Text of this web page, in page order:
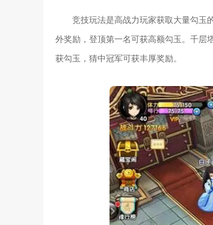
竞技玩法是高战力玩家获取大量勾玉
外奖励，登顶第一名可获高额勾玉。千层
获勾玉，猜中冠军可获丰厚奖励。